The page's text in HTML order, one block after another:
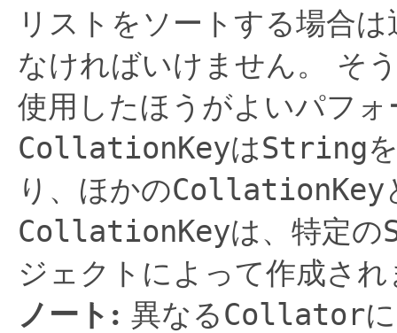
リストをソートする場合は
なければいけません。
そ
使用したほうがよいパフ
CollationKeyはString
り、ほかのCollationKey
CollationKeyは、特定の
ジェクトによって作成され
ノート: 異なるCollator